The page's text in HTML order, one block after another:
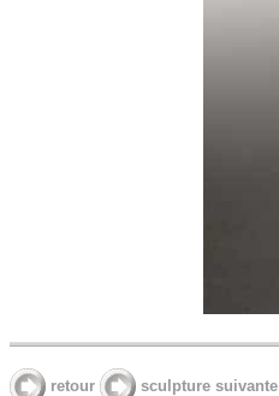
retour sculpture suivante